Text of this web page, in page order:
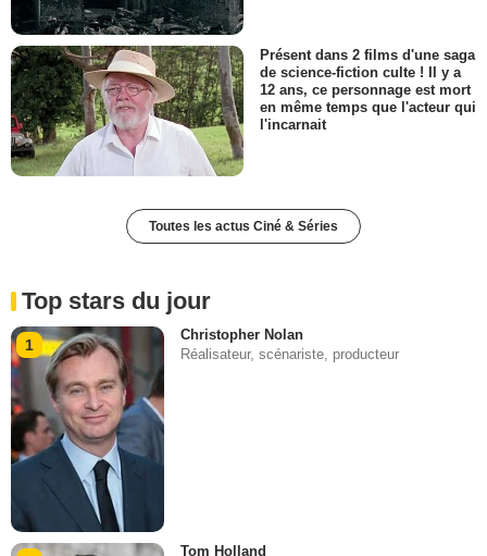
Présent dans 2 films d'une saga
de science-fiction culte ! Il y a
12 ans, ce personnage est mort
en même temps que l'acteur qui
l'incarnait
Toutes les actus Ciné & Séries
Top stars du jour
1
Christopher Nolan
Réalisateur, scénariste, producteur
Tom Holland